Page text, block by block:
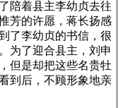
陪着县主李幼贞去往
芳的许愿，蒋长扬感
了李幼贞的书信，很
为了迎合县主，刘申
但是却把这些名贵牡
到后，不顾形象地亲